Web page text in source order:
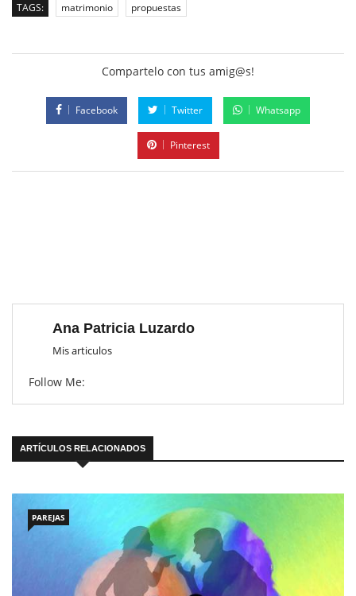
TAGS: matrimonio propuestas
Compartelo con tus amig@s!
Facebook Twitter Whatsapp
Pinterest
Ana Patricia Luzardo
Mis articulos
Follow Me:
ARTÍCULOS RELACIONADOS
PAREJAS